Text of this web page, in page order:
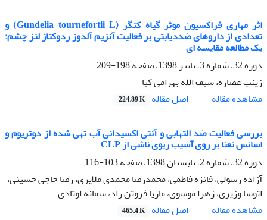
اثر مهاری فراکسیون موثر گیاه کنگر (Gundelia tournefortii L) و
تعدادی از داروهای ضددیابتی بر فعالیت آنزیم آلدوز ردوکتاز لنز چشم:
یک مطالعه مقایسه ای
دوره 32، شماره 3، پاییز 1398، صفحه
198-209
زینب عصاره، سیف الله بهرامی کیا
مشاهده مقاله
اصل مقاله 224.89 K
بررسی فعالیت ضد التهابی و آنتی اکسیدانی آب تهی شده از دوتریوم و
اسانس نعنا بر روی آسیب ریوی ناشی از CLP
دوره 32، شماره 2، تابستان 1398، صفحه
103-116
آزاده رسولی، فائزه فاطمی، محمدرضا محمدی ملایری، رضا حاجی حسینی،
اتوسا وزیری، زهرا موسوی، ماریا فروتن راد، سمانه اوتادی
مشاهده مقاله
اصل مقاله 465.4 K